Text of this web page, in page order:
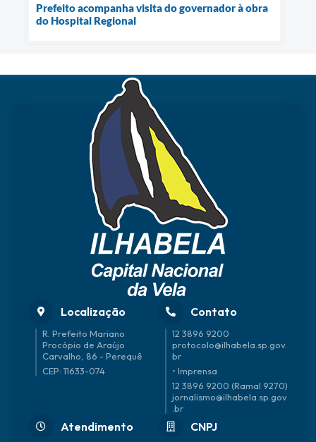
Prefeito acompanha visita do governador à obra
do Hospital Regional
Localização
R. Prefeito Mariano
Procópio de Araújo
Carvalho, 86 - Perequê
CEP: 11633-074
Contato
12 3896 9200
protocolo@ilhabela.sp.gov.
br
• Imprensa
12 3896 9200 (Ramal 9270)
jornalismo@ilhabela.sp.gov
.br
Atendimento CNPJ